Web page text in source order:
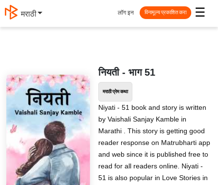
मराठी ☰
लॉग इन विनामूल्य प्रकाशित करा
नियती - भाग 51
मराठी प्रेम कथा
Niyati - 51 book and story is written
by Vaishali Sanjay Kamble in
Marathi . This story is getting good
reader response on Matrubharti app
and web since it is published free to
read for all readers online. Niyati -
51 is also popular in Love Stories in